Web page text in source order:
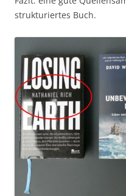
strukturiertes Buch.